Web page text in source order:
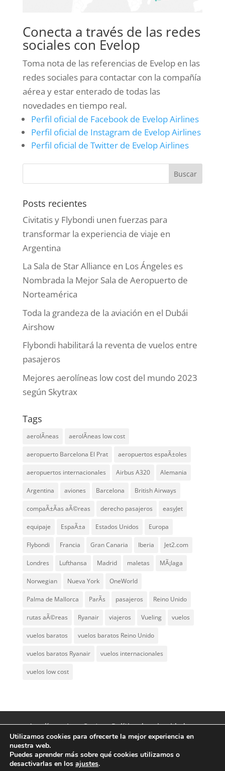
Conecta a través de las redes
sociales con Evelop
Toma nota de las referencias de Evelop en las
redes sociales para contactar con la compañía
aérea y estar enterado de todas las
novedades en tiempo real.
Perfil oficial de Facebook de Evelop Airlines
Perfil oficial de Instagram de Evelop Airlines
Perfil oficial de Twitter de Evelop Airlines
Posts recientes
Civitatis y Flybondi unen fuerzas para
transformar la experiencia de viaje en
Argentina
La Sala de Star Alliance en Los Ángeles es
Nombrada la Mejor Sala de Aeropuerto de
Norteamérica
Toda la grandeza de la aviación en el Dubái
Airshow
Flybondi habilitará la reventa de vuelos entre
pasajeros
Mejores aerolíneas low cost del mundo 2023
según Skytrax
Tags
aerolÃ­neas aerolÃ­neas low cost
aeropuerto Barcelona El Prat aeropuertos espaÃ±oles
aeropuertos internacionales Airbus A320 Alemania
Argentina aviones Barcelona British Airways
compaÃ±Ã­as aÃ©reas derecho pasajeros easyJet
equipaje EspaÃ±a Estados Unidos Europa
Flybondi Francia Gran Canaria Iberia Jet2.com
Londres Lufthansa Madrid maletas MÃ¡laga
Norwegian Nueva York OneWorld
Palma de Mallorca ParÃ­s pasajeros Reino Unido
rutas aÃ©reas Ryanair viajeros Vueling vuelos
vuelos baratos vuelos baratos Reino Unido
vuelos baratos Ryanair vuelos internacionales
vuelos low cost
Aerolíneas Low Cost
Política de privacidad
Aviso Legal
Contacto
Utilizamos cookies para ofrecerte la mejor experiencia en
nuestra web.
Puedes aprender más sobre qué cookies utilizamos o
desactivarlas en los ajustes.